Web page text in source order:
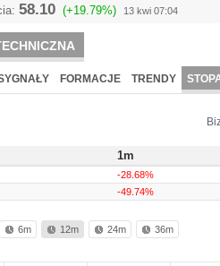
58.10 (+19.79%) 13 kwi 07:04
FORMACJE TRENDY
1m
-28.68%
-49.74%
6m 12m 24m 36m